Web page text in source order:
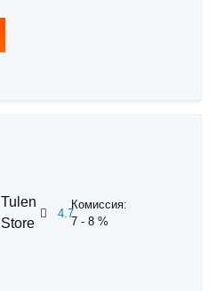
Tulen
Store
4.7
Комиссия:
7 - 8 %